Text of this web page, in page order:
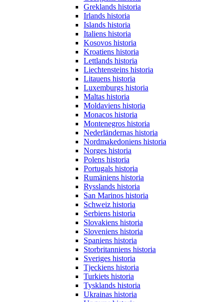
Greklands historia
Irlands historia
Islands historia
Italiens historia
Kosovos historia
Kroatiens historia
Lettlands historia
Liechtensteins historia
Litauens historia
Luxemburgs historia
Maltas historia
Moldaviens historia
Monacos historia
Montenegros historia
Nederländernas historia
Nordmakedoniens historia
Norges historia
Polens historia
Portugals historia
Rumäniens historia
Rysslands historia
San Marinos historia
Schweiz historia
Serbiens historia
Slovakiens historia
Sloveniens historia
Spaniens historia
Storbritanniens historia
Sveriges historia
Tjeckiens historia
Turkiets historia
Tysklands historia
Ukrainas historia